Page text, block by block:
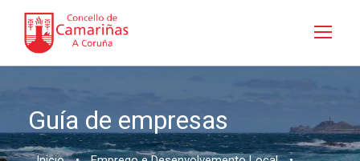
Guía de empresas